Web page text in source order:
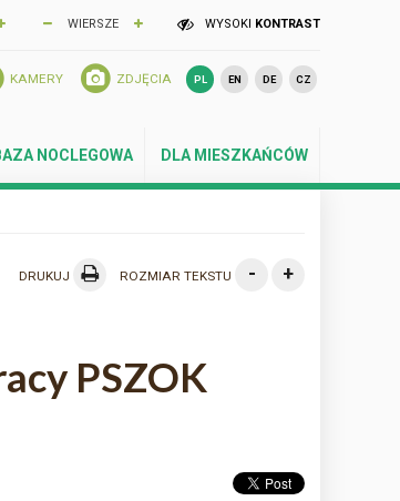
WIERSZE WYSOKI KONTRAST
KAMERY ZDJĘCIA PL EN DE CZ
NOCLEGOWA DLA MIESZKAŃCÓW
DRUKUJ ROZMIAR TEKSTU - +
PSZOK